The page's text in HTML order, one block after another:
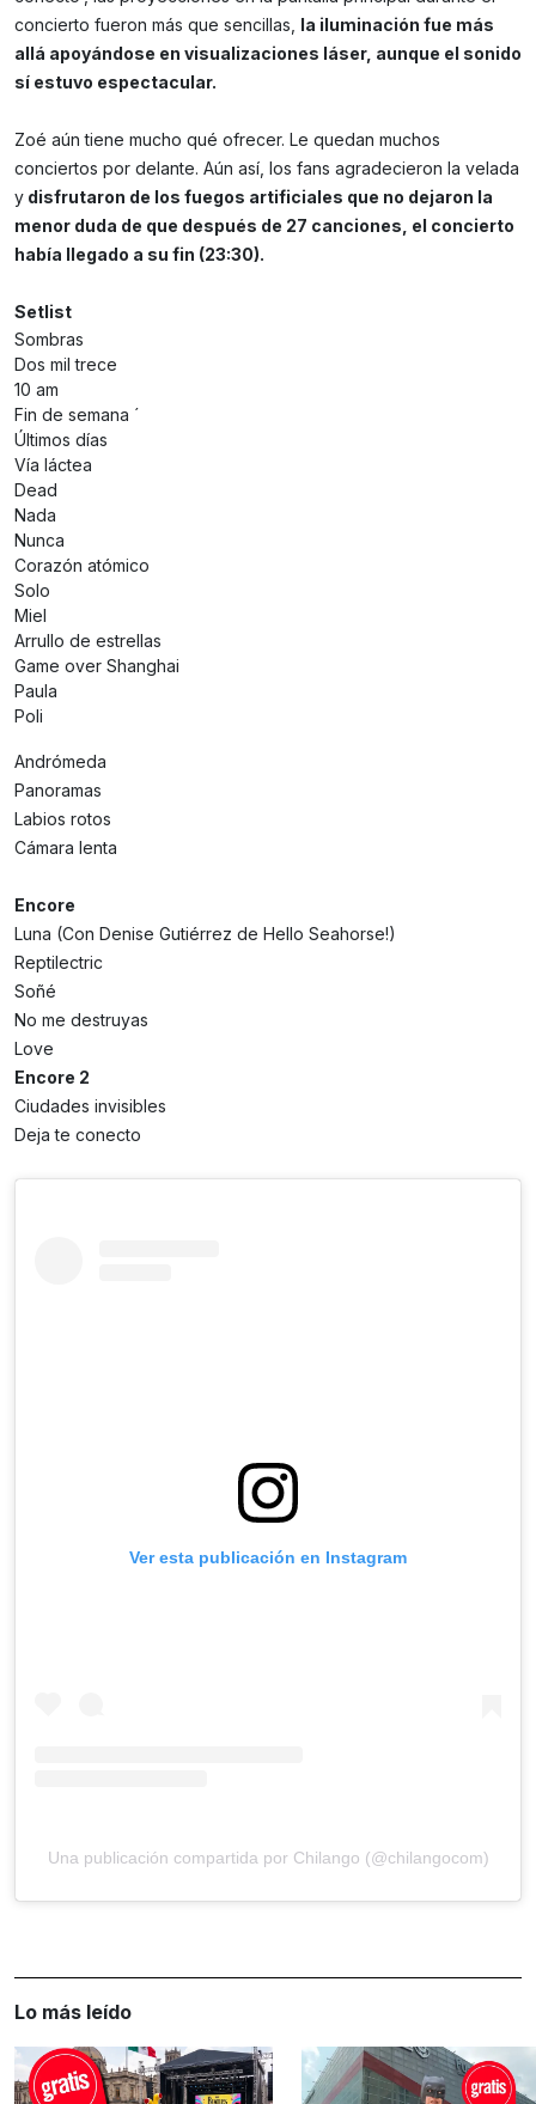
concierto fueron más que sencillas, la iluminación fue más
allá apoyándose en visualizaciones láser, aunque el sonido
sí estuvo espectacular.
Zoé aún tiene mucho qué ofrecer. Le quedan muchos
conciertos por delante. Aún así, los fans agradecieron la velada
y disfrutaron de los fuegos artificiales que no dejaron la
menor duda de que después de 27 canciones, el concierto
había llegado a su fin (23:30).
Setlist
Sombras
Dos mil trece
10 am
Fin de semana ´
Últimos días
Vía láctea
Dead
Nada
Nunca
Corazón atómico
Solo
Miel
Arrullo de estrellas
Game over Shanghai
Paula
Poli
Andrómeda
Panoramas
Labios rotos
Cámara lenta
Encore
Luna (Con Denise Gutiérrez de Hello Seahorse!)
Reptilectric
Soñé
No me destruyas
Love
Encore 2
Ciudades invisibles
Deja te conecto
Ver esta publicación en Instagram
Una publicación compartida por Chilango (@chilangocom)
Lo más leído